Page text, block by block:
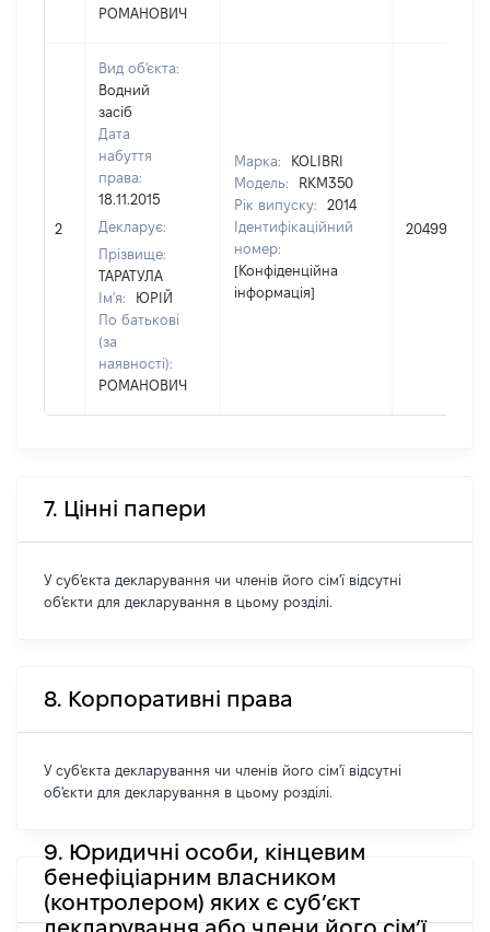
РОМАНОВИЧ
2
Вид об'єкта:
Водний
засіб
Дата
набуття
права:
18.11.2015
Декларує:
Прізвище:
ТАРАТУЛА
Ім'я:
ЮРІЙ
По батькові
(за
наявності):
РОМАНОВИЧ
Марка:
KOLIBRI
Модель:
RKM350
Рік випуску:
2014
Ідентифікаційний
номер:
[Конфіденційна
інформація]
20499
7. Цінні папери
У суб'єкта декларування чи членів його сім'ї відсутні
об'єкти для декларування в цьому розділі.
8. Корпоративні права
У суб'єкта декларування чи членів його сім'ї відсутні
об'єкти для декларування в цьому розділі.
9. Юридичні особи, кінцевим
бенефіціарним власником
(контролером) яких є суб’єкт
декларування або члени його сім’ї